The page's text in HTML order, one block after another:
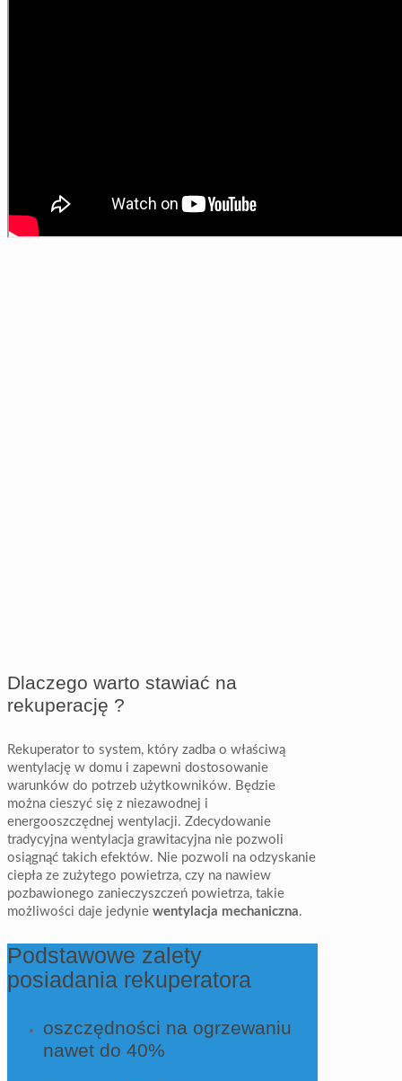
Dlaczego warto stawiać na
rekuperację ?
Rekuperator to system, który zadba o właściwą
wentylację w domu i zapewni dostosowanie
warunków do potrzeb użytkowników. Będzie
można cieszyć się z niezawodnej i
energooszczędnej wentylacji. Zdecydowanie
tradycyjna wentylacja grawitacyjna nie pozwoli
osiągnąć takich efektów. Nie pozwoli na odzyskanie
ciepła ze zużytego powietrza, czy na nawiew
pozbawionego zanieczyszczeń powietrza, takie
możliwości daje jedynie wentylacja mechaniczna.
Podstawowe zalety
posiadania rekuperatora
oszczędności na ogrzewaniu
nawet do 40%